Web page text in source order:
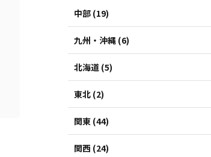
中部 (19)
九州・沖縄 (6)
北海道 (5)
東北 (2)
関東 (44)
関西 (24)